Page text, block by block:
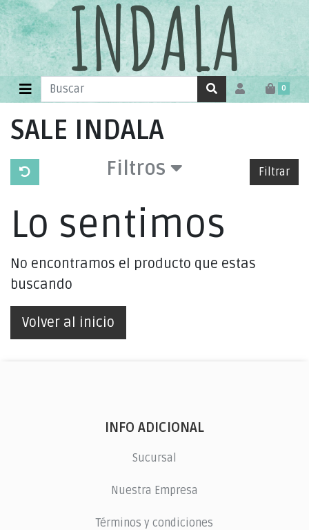
0
SALE INDALA
Filtros Filtrar
Lo sentimos
No encontramos el producto que estas
buscando
Volver al inicio
INFO ADICIONAL
Sucursal
Nuestra Empresa
Términos y condiciones